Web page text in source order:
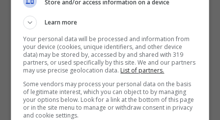
E ora c’è una nuovanovità
Store and/or access information on a device
Learn more
Your personal data will be processed and information from
your device (cookies, unique identifiers, and other device
data) may be stored by, accessed by and shared with 319
partners, or used specifically by this site. We and our partners
may use precise geolocation data. List of partners.
Some vendors may process your personal data on the basis
of legitimate interest, which you can object to by managing
your options below. Look for a link at the bottom of this page
or in the site menu to manage or withdraw consent in privacy
and cookie settings.